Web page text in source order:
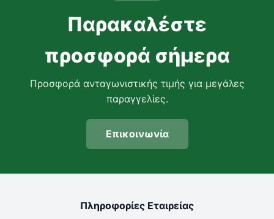
Παρακαλέστε
προσφορά σήμερα
Προσφορά ανταγωνιστικής τιμής για μεγάλες
παραγγελίες.
Επικοινωνία
Πληροφορίες Εταιρείας